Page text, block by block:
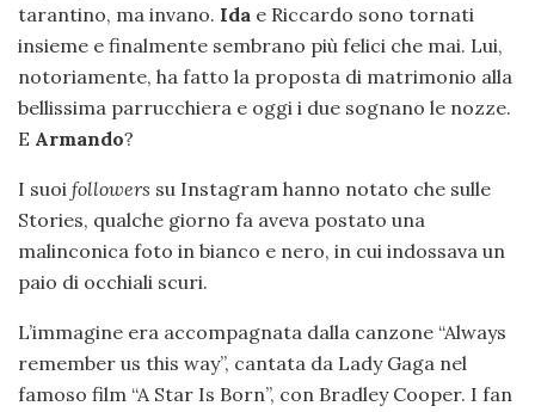
tarantino, ma invano. Ida e Riccardo sono tornati
insieme e finalmente sembrano più felici che mai. Lui,
notoriamente, ha fatto la proposta di matrimonio alla
bellissima parrucchiera e oggi i due sognano le nozze.
E Armando?
I suoi followers su Instagram hanno notato che sulle
Stories, qualche giorno fa aveva postato una
malinconica foto in bianco e nero, in cui indossava un
paio di occhiali scuri.
L’immagine era accompagnata dalla canzone “Always
remember us this way”, cantata da Lady Gaga nel
famoso film “A Star Is Born”, con Bradley Cooper. I fan